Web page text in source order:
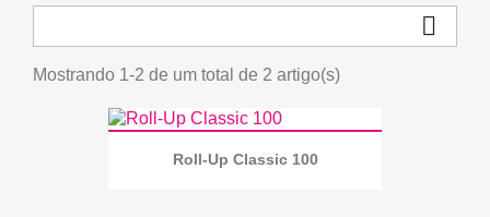

Mostrando 1-2 de um total de 2 artigo(s)
Roll-Up Classic 100